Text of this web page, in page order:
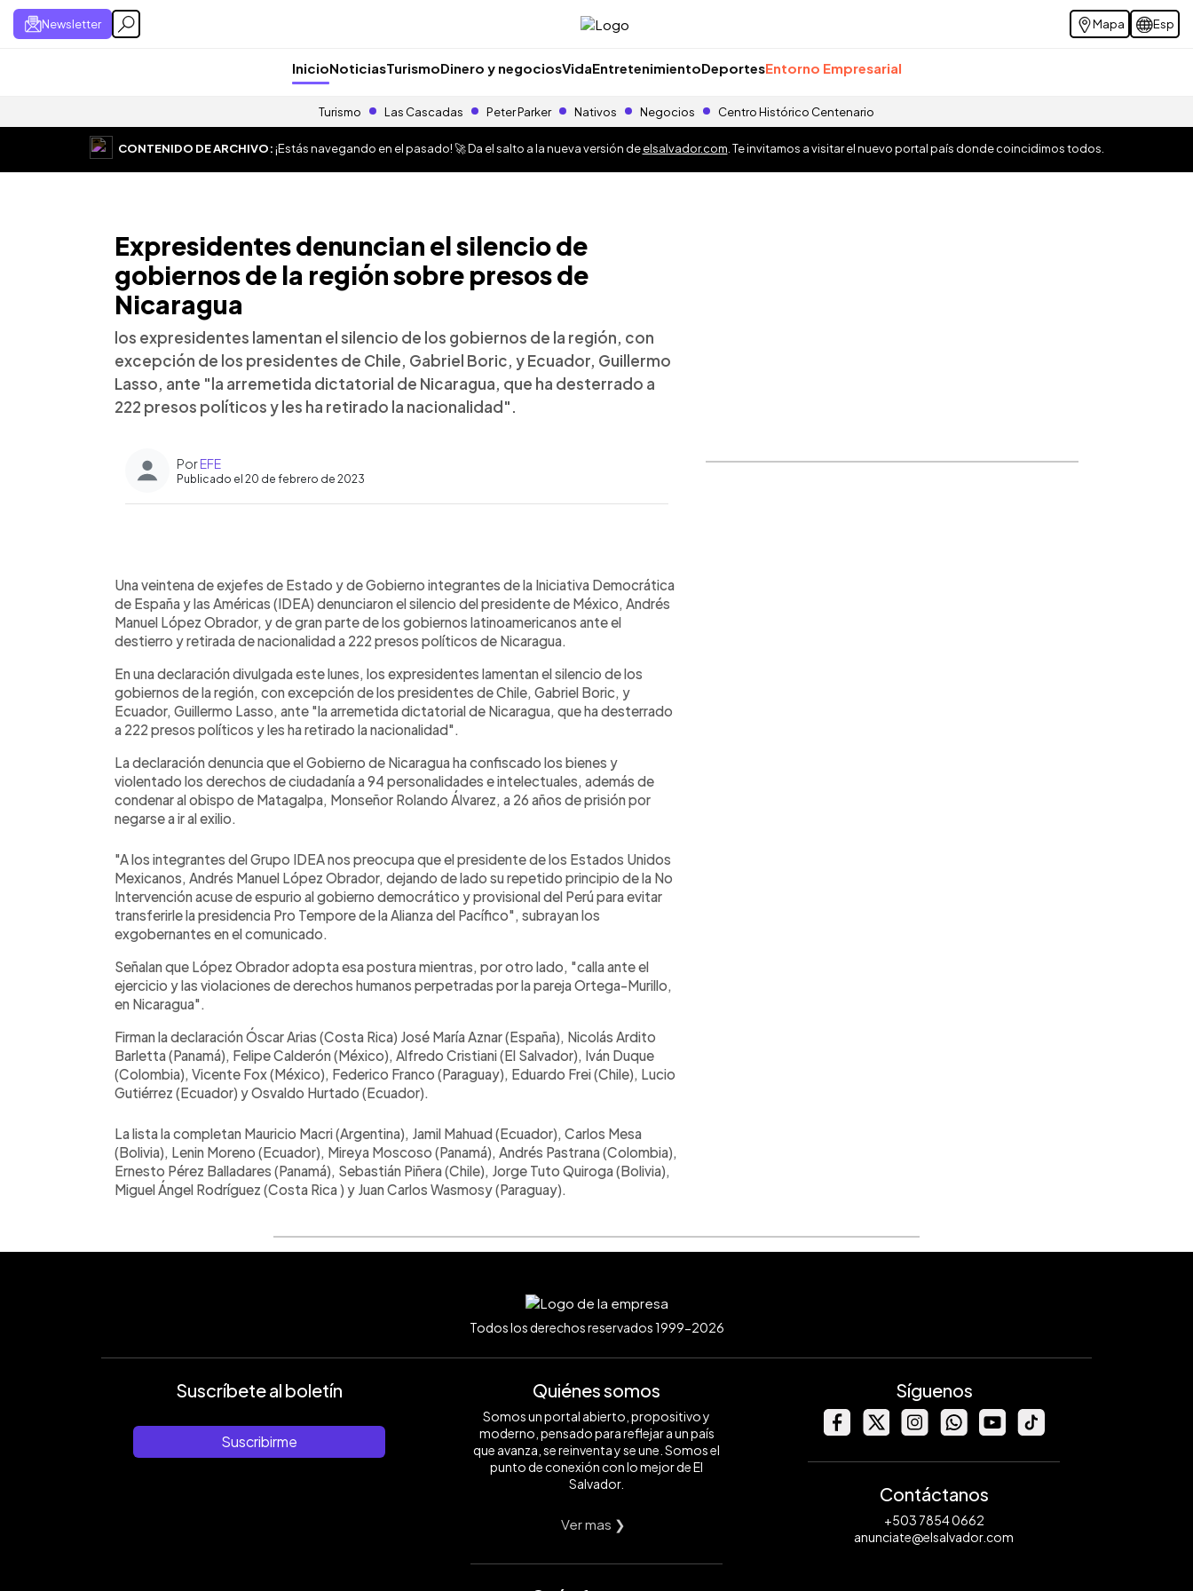
Newsletter Mapa Esp
InicioNoticiasTurismoDinero y negociosVidaEntretenimientoDeportesEntorno Empresarial
Turismo Las Cascadas Peter Parker Nativos Negocios Centro Histórico Centenario
CONTENIDO DE ARCHIVO:¡Estás navegando en el pasado! 🚀 Da el salto a la nueva versión deelsalvador.com . Te invitamos a visitar el nuevo portal país donde coincidimos todos.
Expresidentes denuncian el silencio de
gobiernos de la región sobre presos de
Nicaragua
los expresidentes lamentan el silencio de los gobiernos de la región, con
excepción de los presidentes de Chile, Gabriel Boric, y Ecuador, Guillermo
Lasso, ante "la arremetida dictatorial de Nicaragua, que ha desterrado a
222 presos políticos y les ha retirado la nacionalidad".
PorEFE
Publicado el 20 de febrero de 2023
► Escuchar artículo
Una veintena de exjefes de Estado y de Gobierno integrantes de la Iniciativa Democrática
de España y las Américas (IDEA) denunciaron el silencio del presidente de México, Andrés
Manuel López Obrador, y de gran parte de los gobiernos latinoamericanos ante el
destierro y retirada de nacionalidad a 222 presos políticos de Nicaragua.
En una declaración divulgada este lunes, los expresidentes lamentan el silencio de los
gobiernos de la región, con excepción de los presidentes de Chile, Gabriel Boric, y
Ecuador, Guillermo Lasso, ante "la arremetida dictatorial de Nicaragua, que ha desterrado
a 222 presos políticos y les ha retirado la nacionalidad".
La declaración denuncia que el Gobierno de Nicaragua ha confiscado los bienes y
violentado los derechos de ciudadanía a 94 personalidades e intelectuales, además de
condenar al obispo de Matagalpa, Monseñor Rolando Álvarez, a 26 años de prisión por
negarse a ir al exilio.
"A los integrantes del Grupo IDEA nos preocupa que el presidente de los Estados Unidos
Mexicanos, Andrés Manuel López Obrador, dejando de lado su repetido principio de la No
Intervención acuse de espurio al gobierno democrático y provisional del Perú para evitar
transferirle la presidencia Pro Tempore de la Alianza del Pacífico", subrayan los
exgobernantes en el comunicado.
Señalan que López Obrador adopta esa postura mientras, por otro lado, "calla ante el
ejercicio y las violaciones de derechos humanos perpetradas por la pareja Ortega-Murillo,
en Nicaragua".
Firman la declaración Óscar Arias (Costa Rica) José María Aznar (España), Nicolás Ardito
Barletta (Panamá), Felipe Calderón (México), Alfredo Cristiani (El Salvador), Iván Duque
(Colombia), Vicente Fox (México), Federico Franco (Paraguay), Eduardo Frei (Chile), Lucio
Gutiérrez (Ecuador) y Osvaldo Hurtado (Ecuador).
La lista la completan Mauricio Macri (Argentina), Jamil Mahuad (Ecuador), Carlos Mesa
(Bolivia), Lenin Moreno (Ecuador), Mireya Moscoso (Panamá), Andrés Pastrana (Colombia),
Ernesto Pérez Balladares (Panamá), Sebastián Piñera (Chile), Jorge Tuto Quiroga (Bolivia),
Miguel Ángel Rodríguez (Costa Rica ) y Juan Carlos Wasmosy (Paraguay).
Todos los derechos reservados 1999-2026
Suscríbete al boletín
Suscribirme
Quiénes somos
Somos un portal abierto, propositivo y
moderno, pensado para reflejar a un país
que avanza, se reinventa y se une. Somos el
punto de conexión con lo mejor de El
Salvador.
Ver mas ❯
Síguenos
Contáctanos
+503 7854 0662
anunciate@elsalvador.com